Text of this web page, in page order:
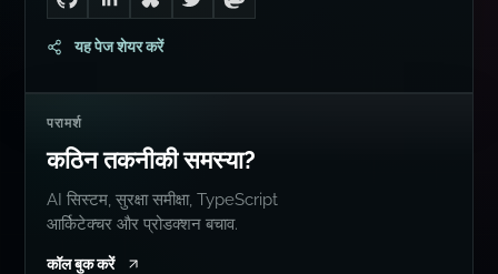
Go to Dan's GitHub
Connect with me on LinkedIn
Follow me on Bluesky
Follow me on Twitter
Follow me on Mastodon
यह पेज शेयर करें
परामर्श
कठिन तकनीकी समस्या?
AI सिस्टम, सुरक्षा समीक्षा, TypeScript
आर्किटेक्चर और प्रोडक्शन बचाव.
कॉल बुक करें